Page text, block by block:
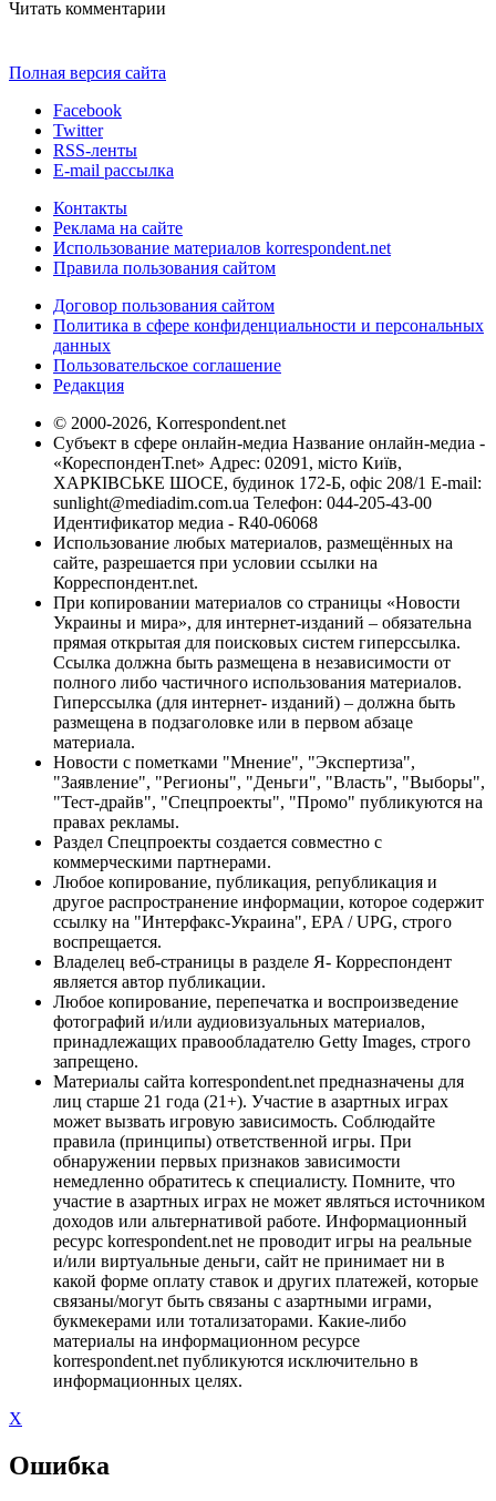
Читать комментарии
Полная версия сайта
Facebook
Twitter
RSS-ленты
E-mail рассылка
Контакты
Реклама на сайте
Использование материалов korrespondent.net
Правила пользования сайтом
Договор пользования сайтом
Политика в сфере конфиденциальности и персональных
данных
Пользовательское соглашение
Редакция
© 2000-2026, Korrespondent.net
Субъект в сфере онлайн-медиа Название онлайн-медиа -
«КореспонденТ.net» Адрес: 02091, місто Київ,
ХАРКІВСЬКЕ ШОСЕ, будинок 172-Б, офіс 208/1 E-mail:
sunlight@mediadim.com.ua Телефон: 044-205-43-00
Идентификатор медиа - R40-06068
Использование любых материалов, размещённых на
сайте, разрешается при условии ссылки на
Корреспондент.net.
При копировании материалов со страницы «Новости
Украины и мира», для интернет-изданий – обязательна
прямая открытая для поисковых систем гиперссылка.
Ссылка должна быть размещена в независимости от
полного либо частичного использования материалов.
Гиперссылка (для интернет- изданий) – должна быть
размещена в подзаголовке или в первом абзаце
материала.
Новости с пометками "Мнение", "Экспертиза",
"Заявление", "Регионы", "Деньги", "Власть", "Выборы",
"Тест-драйв", "Спецпроекты", "Промо" публикуются на
правах рекламы.
Раздел Спецпроекты создается совместно с
коммерческими партнерами.
Любое копирование, публикация, републикация и
другое распространение информации, которое содержит
ссылку на "Интерфакс-Украина", EPA / UPG, строго
воспрещается.
Владелец веб-страницы в разделе Я- Корреспондент
является автор публикации.
Любое копирование, перепечатка и воспроизведение
фотографий и/или аудиовизуальных материалов,
принадлежащих правообладателю Getty Images, строго
запрещено.
Материалы сайта korrespondent.net предназначены для
лиц старше 21 года (21+). Участие в азартных играх
может вызвать игровую зависимость. Соблюдайте
правила (принципы) ответственной игры. При
обнаружении первых признаков зависимости
немедленно обратитесь к специалисту. Помните, что
участие в азартных играх не может являться источником
доходов или альтернативой работе. Информационный
ресурс korrespondent.net не проводит игры на реальные
и/или виртуальные деньги, сайт не принимает ни в
какой форме оплату ставок и других платежей, которые
связаны/могут быть связаны с азартными играми,
букмекерами или тотализаторами. Какие-либо
материалы на информационном ресурсе
korrespondent.net публикуются исключительно в
информационных целях.
X
Ошибка